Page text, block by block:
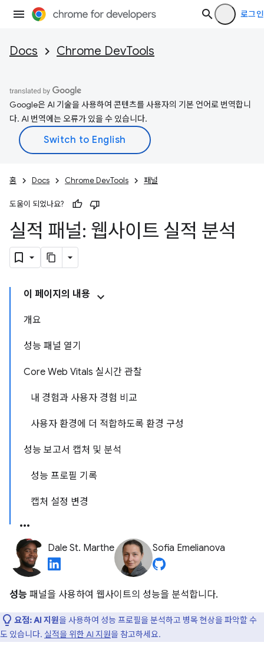
로그인
Docs Chrome DevTools
Google은 AI 기술을 사용하여 콘텐츠를 사용자의 기본 언어로 번역합니
다. AI 번역에는 오류가 있을 수 있습니다.
홈 Docs Chrome DevTools 패널
도움이 되었나요?
실적 패널: 웹사이트 실적 분석
이 페이지의 내용
개요
성능 패널 열기
Core Web Vitals 실시간 관찰
내 경험과 사용자 경험 비교
사용자 환경에 더 적합하도록 환경 구성
성능 보고서 캡처 및 분석
성능 프로필 기록
캡처 설정 변경
Dale St. Marthe Sofia Emelianova
성능 패널을 사용하여 웹사이트의 성능을 분석합니다.
요점:AI 지원을 사용하여 성능 프로필을 분석하고 병목 현상을 파악할 수
도 있습니다. 실적을 위한 AI 지원을 참고하세요.